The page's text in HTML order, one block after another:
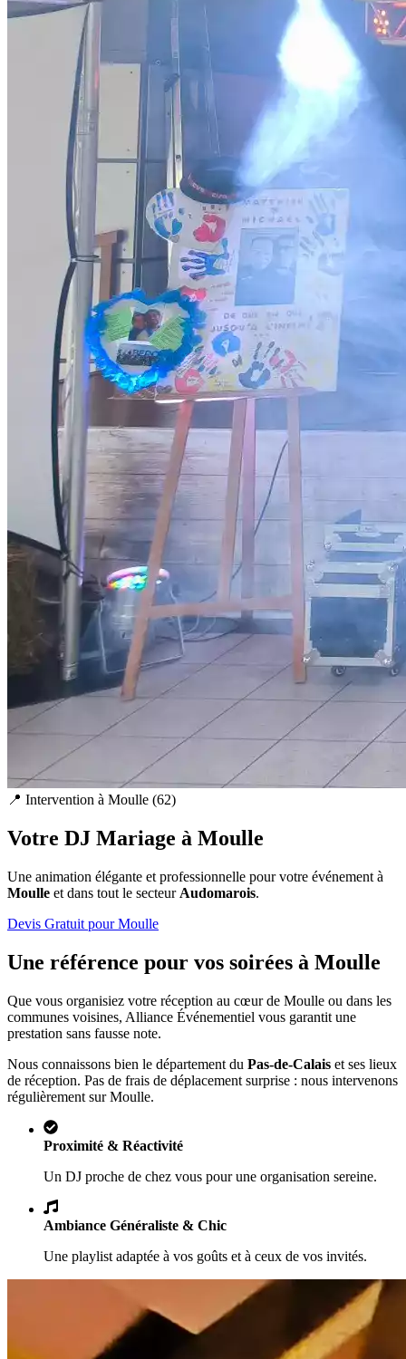
📍 Intervention à Moulle (62)
Votre DJ Mariage à Moulle
Une animation élégante et professionnelle pour votre événement à
Moulle et dans tout le secteur Audomarois.
Devis Gratuit pourMoulle
Une référence pour vos soirées à Moulle
Que vous organisiez votre réception au cœur de Moulle ou dans les
communes voisines, Alliance Événementiel vous garantit une
prestation sans fausse note.
Nous connaissons bien le département du Pas-de-Calais et ses lieux
de réception. Pas de frais de déplacement surprise : nous intervenons
régulièrement surMoulle.
Proximité & Réactivité
Un DJ proche de chez vous pour une organisation sereine.
Ambiance Généraliste & Chic
Une playlist adaptée à vos goûts et à ceux de vos invités.